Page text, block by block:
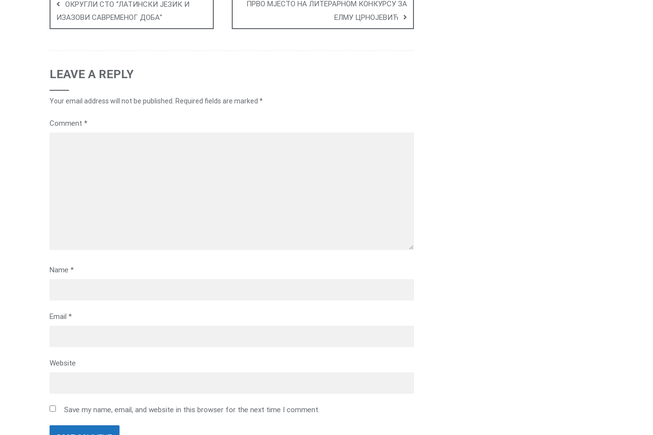
ОКРУГЛИ СТО “ЛАТИНСКИ ЈЕЗИК И
ИЗАЗОВИ САВРЕМЕНОГ ДОБА”
ПРВО МЈЕСТО НА ЛИТЕРАРНОМ КОНКУРСУ ЗА
ЕЛМУ ЦРНОЈЕВИЋ
LEAVE A REPLY
Your email address will not be published. Required fields are marked *
Comment *
Name *
Email *
Website
Save my name, email, and website in this browser for the next time I comment.